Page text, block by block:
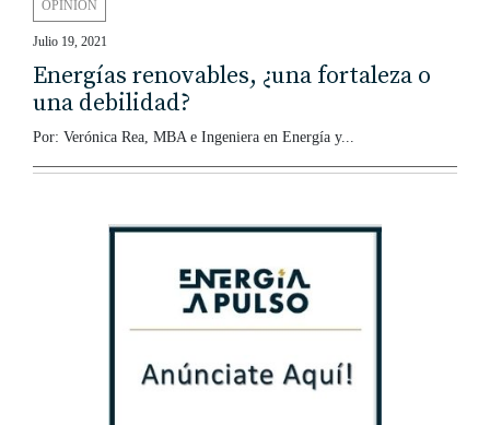
OPINIÓN
Julio 19, 2021
Energías renovables, ¿una fortaleza o
una debilidad?
Por: Verónica Rea, MBA e Ingeniera en Energía y...